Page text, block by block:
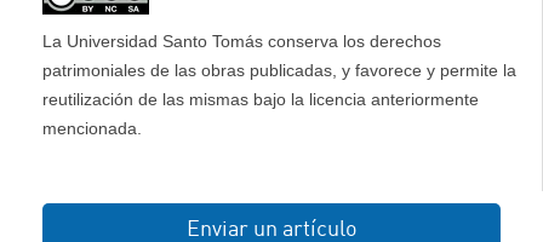
La Universidad Santo Tomás conserva los derechos
patrimoniales de las obras publicadas, y favorece y permite la
reutilización de las mismas bajo la licencia anteriormente
mencionada.
Enviar un artículo